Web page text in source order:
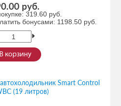
руб.
319.60 руб.
бонусами: 1198.50 руб.